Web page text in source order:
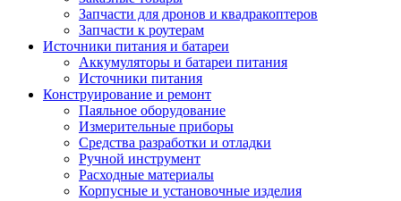
Запчасти для дронов и квадракоптеров
Запчасти к роутерам
Источники питания и батареи
Аккумуляторы и батареи питания
Источники питания
Конструирование и ремонт
Паяльное оборудование
Измерительные приборы
Средства разработки и отладки
Ручной инструмент
Расходные материалы
Корпусные и установочные изделия